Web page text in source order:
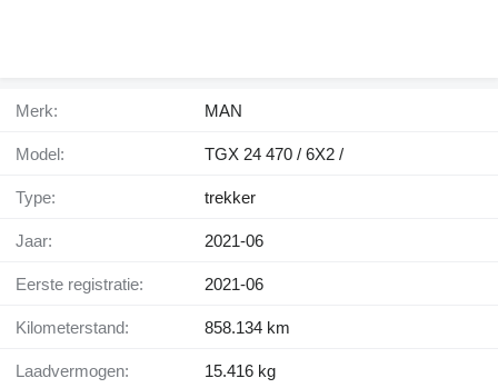
Merk: MAN
Model: TGX 24 470 / 6X2 /
Type: trekker
Jaar: 2021-06
Eerste registratie: 2021-06
Kilometerstand: 858.134 km
Laadvermogen: 15.416 kg